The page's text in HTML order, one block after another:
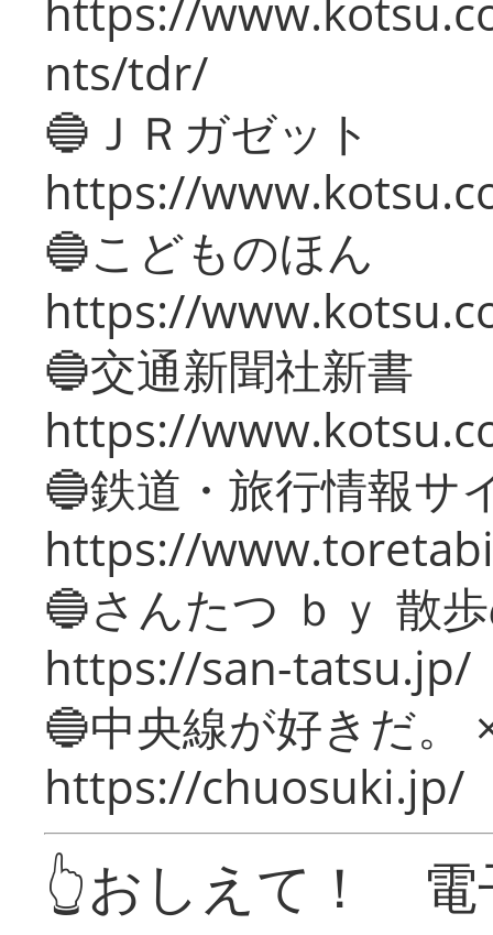
https://
nts/tdr/
🔵ＪＲガゼット
https://
🔵こどものほん
https://
🔵交通新聞社新書
https://
🔵鉄道・旅行情報サ
https://
🔵さんたつ ｂｙ 散
https://san-tatsu.jp/
🔵中央線が好きだ。
https://chuosuki.jp/
👆おしえて！ 電